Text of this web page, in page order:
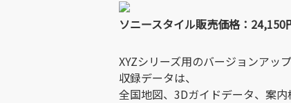
ソニースタイル販売価格：24,150
XYZシリーズ用のバージョンアップ
収録データは、
全国地図、3Dガイドデータ、案内